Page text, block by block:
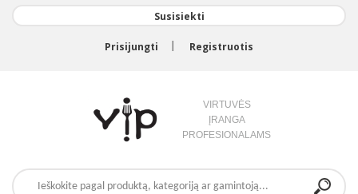
Susisiekti
Prisijungti Registruotis
VIRTUVĖS
ĮRANGA
PROFESIONALAMS